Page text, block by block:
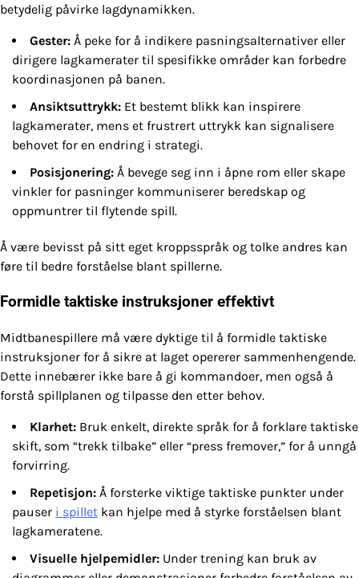
betydelig påvirke lagdynamikken.
Gester: Å peke for å indikere pasningsalternativer eller
dirigere lagkamerater til spesifikke områder kan forbedre
koordinasjonen på banen.
Ansiktsuttrykk: Et bestemt blikk kan inspirere
lagkamerater, mens et frustrert uttrykk kan signalisere
behovet for en endring i strategi.
Posisjonering: Å bevege seg inn i åpne rom eller skape
vinkler for pasninger kommuniserer beredskap og
oppmuntrer til flytende spill.
Å være bevisst på sitt eget kroppsspråk og tolke andres kan
føre til bedre forståelse blant spillerne.
Formidle taktiske instruksjoner effektivt
Midtbanespillere må være dyktige til å formidle taktiske
instruksjoner for å sikre at laget opererer sammenhengende.
Dette innebærer ikke bare å gi kommandoer, men også å
forstå spillplanen og tilpasse den etter behov.
Klarhet: Bruk enkelt, direkte språk for å forklare taktiske
skift, som “trekk tilbake” eller “press fremover,” for å unngå
forvirring.
Repetisjon: Å forsterke viktige taktiske punkter under
pauser i spillet kan hjelpe med å styrke forståelsen blant
lagkameratene.
Visuelle hjelpemidler: Under trening kan bruk av